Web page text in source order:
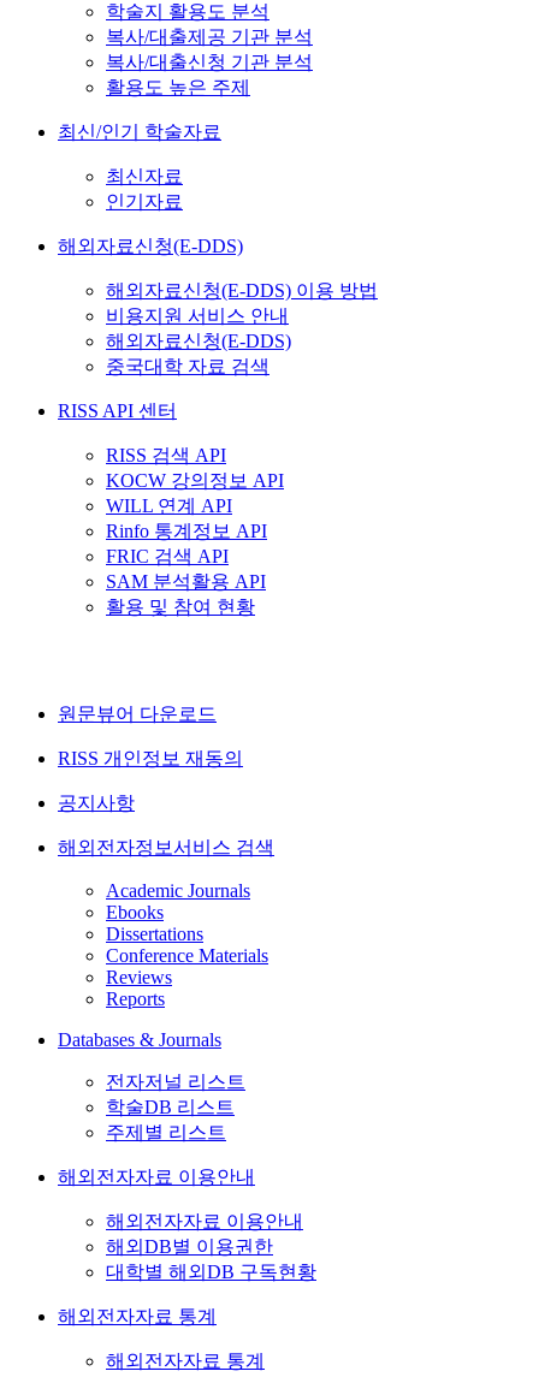
학술지 활용도 분석
복사/대출제공 기관 분석
복사/대출신청 기관 분석
활용도 높은 주제
최신/인기 학술자료
최신자료
인기자료
해외자료신청(E-DDS)
해외자료신청(E-DDS) 이용 방법
비용지원 서비스 안내
해외자료신청(E-DDS)
중국대학 자료 검색
RISS API 센터
RISS 검색 API
KOCW 강의정보 API
WILL 연계 API
Rinfo 통계정보 API
FRIC 검색 API
SAM 분석활용 API
활용 및 참여 현황
원문뷰어 다운로드
RISS 개인정보 재동의
공지사항
해외전자정보서비스 검색
Academic Journals
Ebooks
Dissertations
Conference Materials
Reviews
Reports
Databases & Journals
전자저널 리스트
학술DB 리스트
주제별 리스트
해외전자자료 이용안내
해외전자자료 이용안내
해외DB별 이용권한
대학별 해외DB 구독현황
해외전자자료 통계
해외전자자료 통계